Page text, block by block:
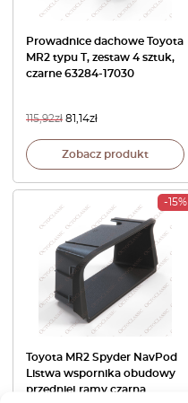
Prowadnice dachowe Toyota
MR2 typu T, zestaw 4 sztuk,
czarne 63284-17030
115,92zł 81,14zł
Zobacz produkt
-15%
Toyota MR2 Spyder NavPod
Listwa wspornika obudowy
przedniej ramy czarna